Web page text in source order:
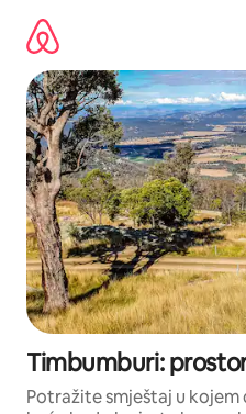
sadržaj
Timbumburi:
Potražite smještaj u